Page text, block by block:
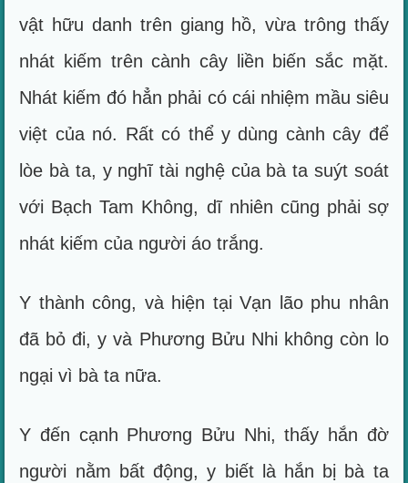
vật hữu danh trên giang hồ, vừa trông thấy
nhát kiếm trên cành cây liền biến sắc mặt.
Nhát kiếm đó hẳn phải có cái nhiệm mầu siêu
việt của nó. Rất có thể y dùng cành cây để
lòe bà ta, y nghĩ tài nghệ của bà ta suýt soát
với Bạch Tam Không, dĩ nhiên cũng phải sợ
nhát kiếm của người áo trắng.
Y thành công, và hiện tại Vạn lão phu nhân
đã bỏ đi, y và Phương Bửu Nhi không còn lo
ngại vì bà ta nữa.
Y đến cạnh Phương Bửu Nhi, thấy hắn đờ
người nằm bất động, y biết là hắn bị bà ta